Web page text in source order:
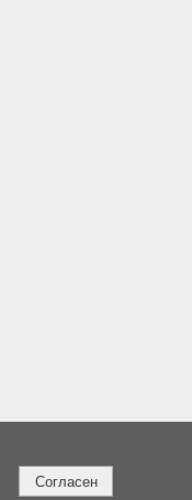
Согласен